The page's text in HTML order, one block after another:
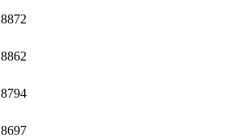
8872
8862
8794
8697